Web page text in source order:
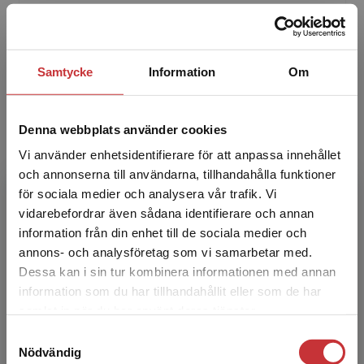
Samtycke Information Om
Denna webbplats använder cookies
Vi använder enhetsidentifierare för att anpassa innehållet
och annonserna till användarna, tillhandahålla funktioner
för sociala medier och analysera vår trafik. Vi
vidarebefordrar även sådana identifierare och annan
information från din enhet till de sociala medier och
annons- och analysföretag som vi samarbetar med.
Dessa kan i sin tur kombinera informationen med annan
information som du har tillhandahållit eller som de har
Nödvändig
Begränsad fraktregion
Det verkar som att du besöker
studentlitteratur.se via en enhet utanför Sverige.
Vi erbjuder inte leveranser utanför Sverige. För
att kunna slutföra ett köp måste
Ekonomihögskolan, Linnéuniversitetet där han
undervisar i marknadsföring.
Leif Marcusson
Leif Marcusson har en bakgrund inom bygg,
handel, IT och utbildning. Han har arbetat som
egenföretagare och som anställd inom både